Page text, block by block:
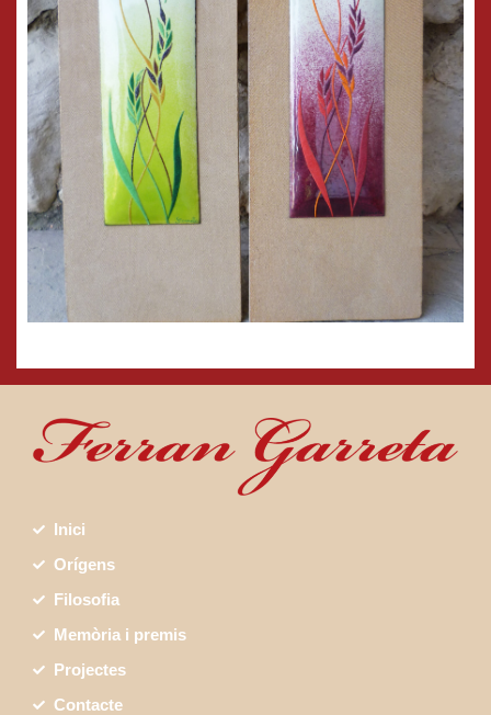
Inici
Orígens
Filosofia
Memòria i premis
Projectes
Contacte